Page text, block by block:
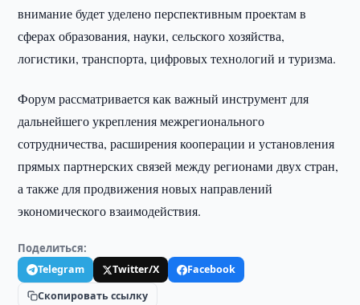
внимание будет уделено перспективным проектам в
сферах образования, науки, сельского хозяйства,
логистики, транспорта, цифровых технологий и туризма.
Форум рассматривается как важный инструмент для
дальнейшего укрепления межрегионального
сотрудничества, расширения кооперации и установления
прямых партнерских связей между регионами двух стран,
а также для продвижения новых направлений
экономического взаимодействия.
Поделиться:
Telegram Twitter/X
Facebook
Скопировать ссылку